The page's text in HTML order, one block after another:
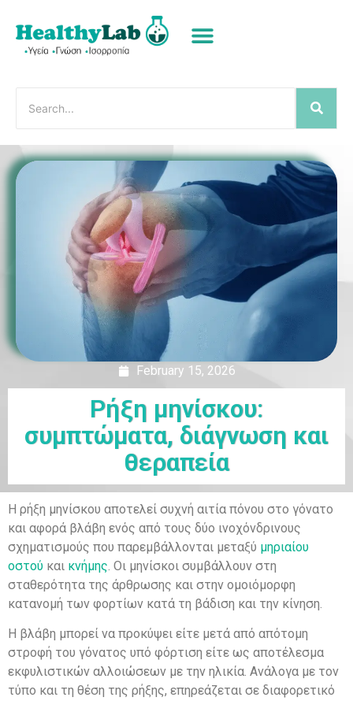
February 15, 2026
Ρήξη μηνίσκου:
συμπτώματα, διάγνωση και
θεραπεία
Η ρήξη μηνίσκου αποτελεί συχνή αιτία πόνου στο γόνατο
και αφορά βλάβη ενός από τους δύο ινοχόνδρινους
σχηματισμούς που παρεμβάλλονται μεταξύ μηριαίου
οστού και κνήμης . Οι μηνίσκοι συμβάλλουν στη
σταθερότητα της άρθρωσης και στην ομοιόμορφη
κατανομή των φορτίων κατά τη βάδιση και την κίνηση.
Η βλάβη μπορεί να προκύψει είτε μετά από απότομη
στροφή του γόνατος υπό φόρτιση είτε ως αποτέλεσμα
εκφυλιστικών αλλοιώσεων με την ηλικία. Ανάλογα με τον
τύπο και τη θέση της ρήξης, επηρεάζεται σε διαφορετικό